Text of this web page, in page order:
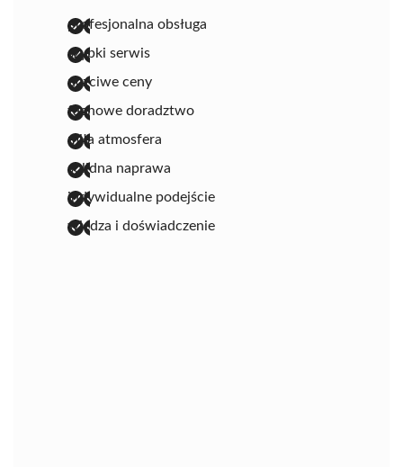
profesjonalna obsługa
szybki serwis
uczciwe ceny
fachowe doradztwo
miła atmosfera
solidna naprawa
indywidualne podejście
wiedza i doświadczenie